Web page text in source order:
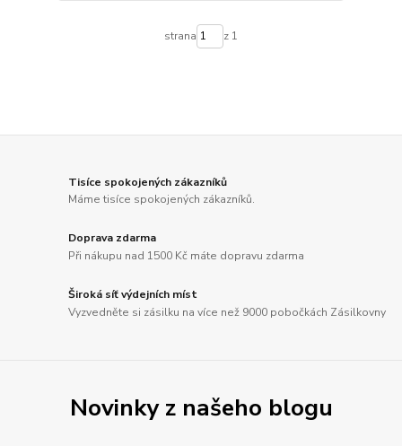
strana z 1
Tisíce spokojených zákazníků
Máme tisíce spokojených zákazníků.
Doprava zdarma
Při nákupu nad 1500 Kč máte dopravu zdarma
Široká síť výdejních míst
Vyzvedněte si zásilku na více než 9000 pobočkách Zásilkovny
Novinky z našeho blogu